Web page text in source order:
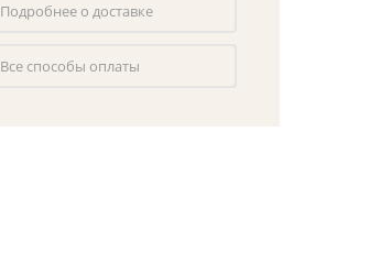
Подробнее о доставке
Все способы оплаты